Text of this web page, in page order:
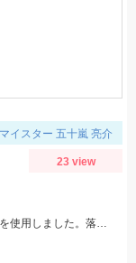
イスター 五十嵐 亮介
23 view
ツリノ“夜ムギイカ直ブラ仕掛5本針”でオモリは40号を使用しました。落とし込みの誘いに反応良いです。6ｍ～底まで反応ありました。